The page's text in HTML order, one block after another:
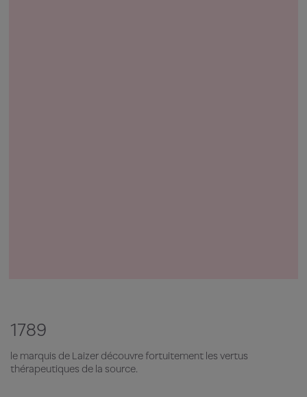
1789
le marquis de Laizer découvre fortuitement les vertus
thérapeutiques de la source.